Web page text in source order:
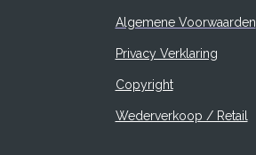
Algemene Voorwaarden
Privacy Verklaring
Copyright
Wederverkoop / Retail